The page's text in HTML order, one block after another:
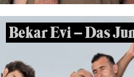
Bekar Evi – Das